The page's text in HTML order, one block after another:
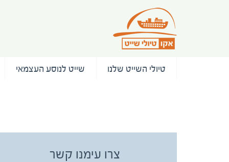
טיולי השייט שלנו שייט לנוסע העצמאי
צרו עימנו קשר